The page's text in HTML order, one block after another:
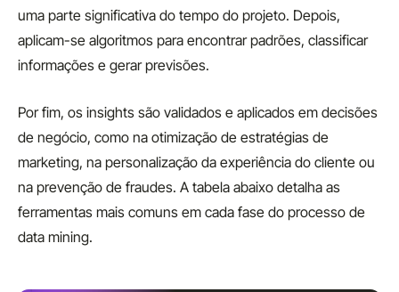
uma parte significativa do tempo do projeto. Depois,
aplicam-se algoritmos para encontrar padrões, classificar
informações e gerar previsões.
Por fim, os insights são validados e aplicados em decisões
de negócio, como na otimização de estratégias de
marketing, na personalização da experiência do cliente ou
na prevenção de fraudes. A tabela abaixo detalha as
ferramentas mais comuns em cada fase do processo de
data mining.